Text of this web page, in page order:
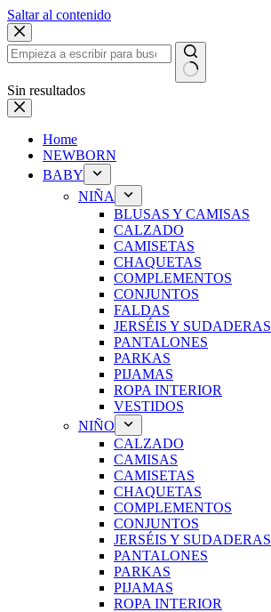
Saltar al contenido
Sin resultados
Home
NEWBORN
BABY
NIÑA
BLUSAS Y CAMISAS
CALZADO
CAMISETAS
CHAQUETAS
COMPLEMENTOS
CONJUNTOS
FALDAS
JERSÉIS Y SUDADERAS
PANTALONES
PARKAS
PIJAMAS
ROPA INTERIOR
VESTIDOS
NIÑO
CALZADO
CAMISAS
CAMISETAS
CHAQUETAS
COMPLEMENTOS
CONJUNTOS
JERSÉIS Y SUDADERAS
PANTALONES
PARKAS
PIJAMAS
ROPA INTERIOR